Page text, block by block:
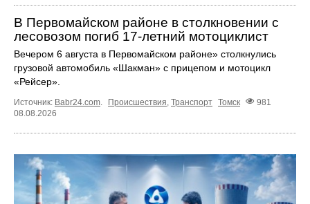
В Первомайском районе в столкновении с
лесовозом погиб 17-летний мотоциклист
Вечером 6 августа в Первомайском районе» столкнулись
грузовой автомобиль «Шакман» с прицепом и мотоцикл
«Рейсер».
Источник: Babr24.com Происшествия Транспорт Томск
981
08.08.2026